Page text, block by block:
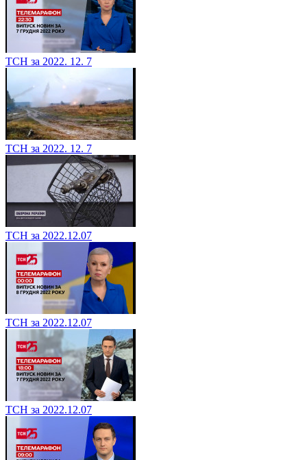
ТСН за 2022. 12. 7
ТСН за 2022. 12. 7
ТСН за 2022.12.07
ТСН за 2022.12.07
ТСН за 2022.12.07